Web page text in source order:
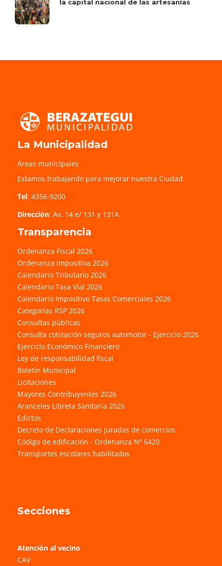
la capital nacional de las artesanías
La Municipalidad
Áreas municipales
Estamos trabajando para mejorar nuestra Ciudad
Tel: 4356-9200
Dirección: Av. 14 e/ 131 y 131A
Transparencia
Ordenanza Fiscal 2026
Ordenanza Impositiva 2026
Calendario Tributario 2026
Calendario Tasa Vial 2026
Calendario Impositivo Tasas Comerciales 2026
Categorías RSP 2026
Consultas públicas
Consulta cotización seguros automotor - Ejercicio 2026
Ejercicio Económico Financiero
Ley de responsabilidad fiscal
Boletín Municipal
Licitaciones
Mayores Contribuyentes 2026
Aranceles Libreta Sanitaria 2026
Edictos
Decreto de Declaraciones Juradas de comercios
Código de edificación - Ordenanza Nº 6420
Transportes escolares habilitados
Secciones
Atención al vecino
CAV